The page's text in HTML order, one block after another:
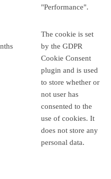
"Performance".
The cookie is set
by the GDPR
Cookie Consent
plugin and is used
to store whether or
not user has
consented to the
use of cookies. It
does not store any
personal data.